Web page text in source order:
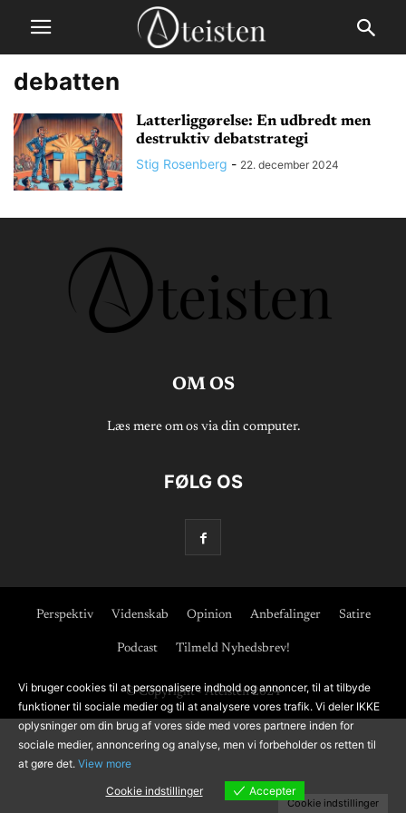
debatten
Latterliggørelse: En udbredt men
destruktiv debatstrategi
Stig Rosenberg - 22. december 2024
OM OS
Læs mere om os via din computer.
FØLG OS
Perspektiv Videnskab Opinion Anbefalinger Satire
Podcast Tilmeld Nyhedsbrev!
© Copyright - Ateisten 2024
Vi bruger cookies til at personalisere indhold og annoncer, til at tilbyde
funktioner til sociale medier og til at analysere vores trafik. Vi deler IKKE
oplysninger om din brug af vores side med vores partnere inden for
sociale medier, annoncering og analyse, men vi forbeholder os retten til
at gøre det. View more
Cookie indstillinger
Accepter
Cookie indstillinger